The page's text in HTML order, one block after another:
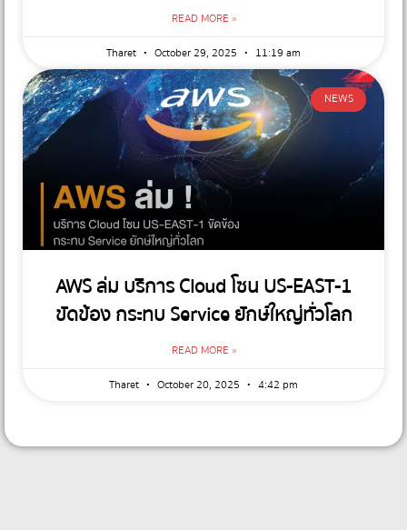
READ MORE »
Tharet
October 29, 2025 11:19 am
NEWS
AWS ล่ม บริการ Cloud โซน US-EAST-1
ขัดข้อง กระทบ Service ยักษ์ใหญ่ทั่วโลก
READ MORE »
Tharet
October 20, 2025 4:42 pm